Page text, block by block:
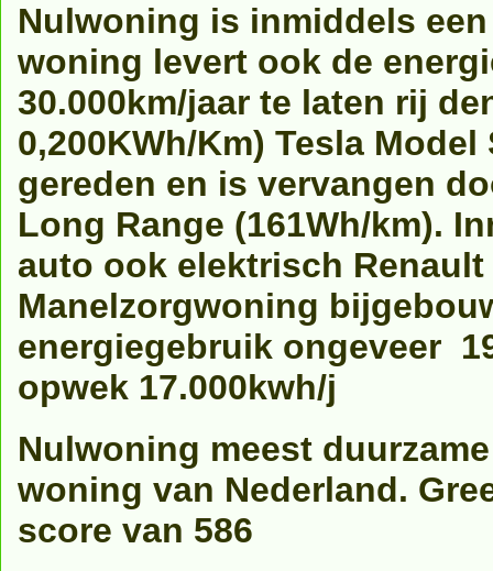
Nulwoning is inmiddels
woning levert ook de
30.000km/jaar te laten rij
0,200KWh/Km) Tesla Model
gereden en is vervangen
Long Range (161Wh/km).
auto ook elektrisch
Manelzorgwoning
energiegebruik ongeveer
opwek 17.000kwh/j
Nulwoning meest duurzame
woning van Nederland.
score van 586